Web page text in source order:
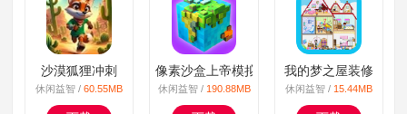
沙漠狐狸冲刺
休闲益智 / 60.55MB
像素沙盒上帝模拟
休闲益智 / 190.88MB
我的梦之屋装修
休闲益智 / 15.44MB